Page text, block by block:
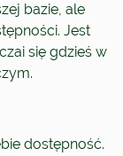
bazie, ale
Jest
się gdzieś w
dostępność.